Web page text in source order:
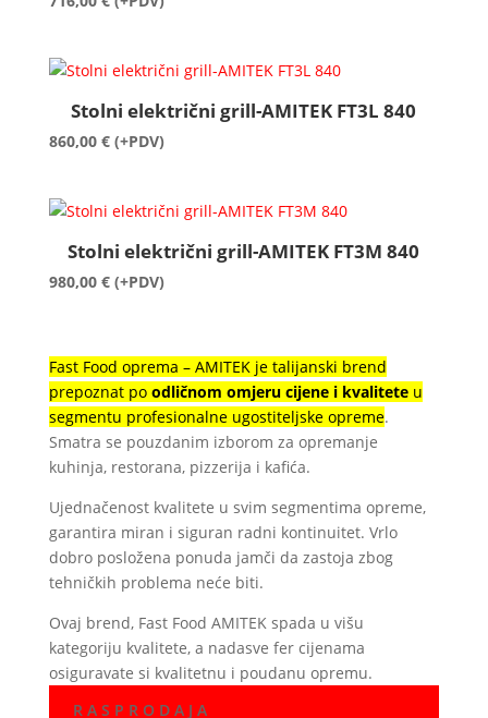
Stolni električni grill-AMITEK FT3L 840
860,00 € (+PDV)
Stolni električni grill-AMITEK FT3M 840
980,00 € (+PDV)
Fast Food oprema – AMITEK je talijanski brend
prepoznat po odličnom omjeru cijene i kvaliteteu
segmentu profesionalne ugostiteljske opreme.
Smatra se pouzdanim izborom za opremanje
kuhinja, restorana, pizzerija i kafića.
Ujednačenost kvalitete u svim segmentima opreme,
garantira miran i siguran radni kontinuitet. Vrlo
dobro posložena ponuda jamči da zastoja zbog
tehničkih problema neće biti.
Ovaj brend, Fast Food AMITEK spada u višu
kategoriju kvalitete, a nadasve fer cijenama
osiguravate si kvalitetnu i poudanu opremu.
R A S P R O D A J A